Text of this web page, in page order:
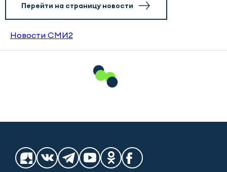
Перейти на страницу новости
Новости СМИ2